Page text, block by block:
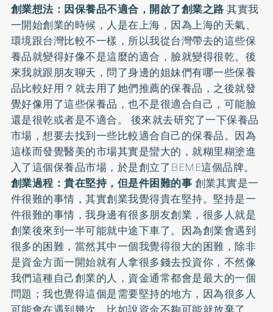
創業想法：因保養品不適合，開啟了創業之路其實我
一開始創業的時候，人是在上海，因為上海的天氣、
環境跟台灣比較不一樣，所以我從台灣帶去的這些保
養品就變得好像不是這麼的適合，臉就變得很乾。後
來我就跟朋友聊天，問了身邊的姐妹們有哪一些保養
品比較好用？就去用了她們推薦的保養品，之後就發
覺好像用了這些保養品，也不是很適合自己，可能臉
還是很乾或者是不適合。 後來就去研究了一下保養品
市場，想要去找到一些比較適合自己的保養品。因為
這樣而發覺醫美的市場其實是蠻大的，就糊里糊塗進
入了這個保養品市場，於是創立了BEME這個品牌。
創業過程：貴在堅持，但是件困難的事創業其實是一
件很難的事情，其實創業我覺得貴在堅持。堅持是一
件很難的事情，我身邊有很多朋友創業，很多人就是
創業後來到一半可能就中途下車了。因為創業會遇到
很多的困難，當然其中一個我覺得很大的困難，除非
是資金方面一開始就有人拿很多錢去投資你，不然像
我們這種自己創業的人，資金通常都會是最大的一個
問題；我也覺得這個是需要堅持的地方，因為很多人